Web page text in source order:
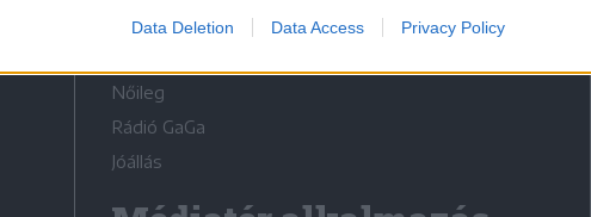
Data Deletion Data Access Privacy Policy
Erdélyi Napló
Nőileg
Rádió GaGa
Jóállás